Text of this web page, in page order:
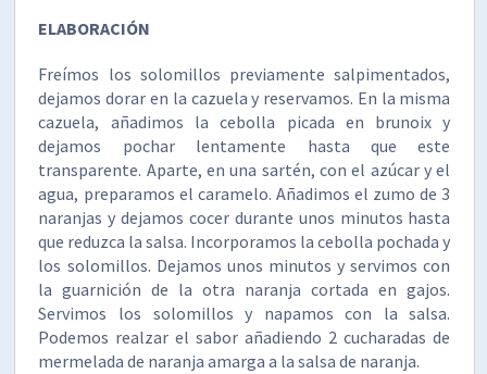
ELABORACIÓN
Freímos los solomillos previamente salpimentados,
dejamos dorar en la cazuela y reservamos. En la misma
cazuela, añadimos la cebolla picada en brunoix y
dejamos pochar lentamente hasta que este
transparente. Aparte, en una sartén, con el azúcar y el
agua, preparamos el caramelo. Añadimos el zumo de 3
naranjas y dejamos cocer durante unos minutos hasta
que reduzca la salsa. Incorporamos la cebolla pochada y
los solomillos. Dejamos unos minutos y servimos con
la guarnición de la otra naranja cortada en gajos.
Servimos los solomillos y napamos con la salsa.
Podemos realzar el sabor añadiendo 2 cucharadas de
mermelada de naranja amarga a la salsa de naranja.